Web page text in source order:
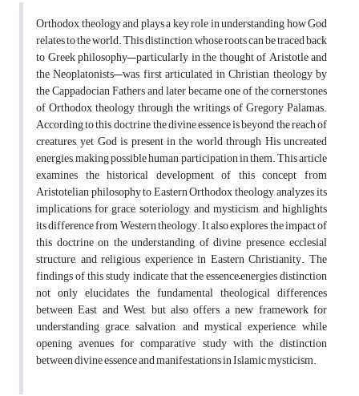
Orthodox theology and plays a key role in understanding how God
relates to the world. This distinction, whose roots can be traced back
to Greek philosophy—particularly in the thought of Aristotle and
the Neoplatonists—was first articulated in Christian theology by
the Cappadocian Fathers and later became one of the cornerstones
of Orthodox theology through the writings of Gregory Palamas.
According to this doctrine, the divine essence is beyond the reach of
creatures, yet God is present in the world through His uncreated
energies, making possible human participation in them. This article
examines the historical development of this concept from
Aristotelian philosophy to Eastern Orthodox theology, analyzes its
implications for grace, soteriology, and mysticism, and highlights
its difference from Western theology. It also explores the impact of
this doctrine on the understanding of divine presence, ecclesial
structure, and religious experience in Eastern Christianity. The
findings of this study indicate that the essence–energies distinction
not only elucidates the fundamental theological differences
between East and West, but also offers a new framework for
understanding grace, salvation, and mystical experience, while
opening avenues for comparative study with the distinction
between divine essence and manifestations in Islamic mysticism.